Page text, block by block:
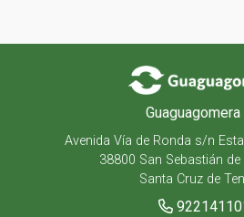
Guaguagomera
Avenida Vía de Ronda s/n
38800 San Sebastián
Santa Cruz de